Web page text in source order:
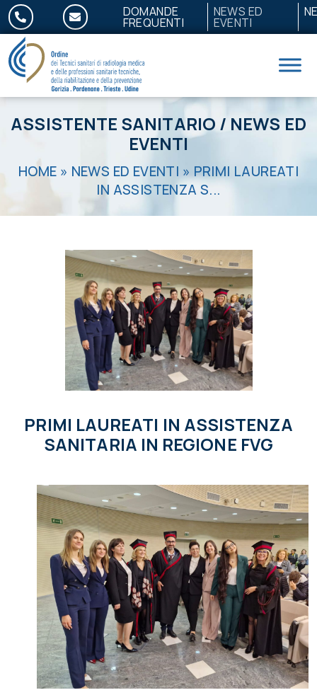
Salta al contenuto DOMANDE
FREQUENTI
NEWS ED
EVENTI
ASSISTENTE SANITARIO / NEWS ED
EVENTI
HOME » NEWS ED EVENTI » PRIMI LAUREATI
IN ASSISTENZA S...
PRIMI LAUREATI IN ASSISTENZA
SANITARIA IN REGIONE FVG